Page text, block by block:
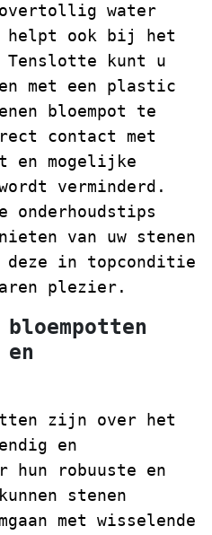
water
helpt ook bij het
Tenslotte kunt u
met een plastic
bloempot te
contact met
en mogelijke
verminderd.
onderhoudstips
van uw stenen
deze in topconditie
plezier.
zijn over het
en
hun robuuste en
stenen
met wisselende